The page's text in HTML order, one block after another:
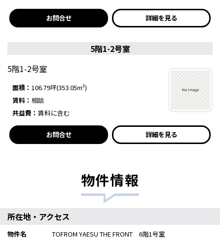
お問合せ 詳細を見る
5階1-2号室
5階1-2号室
面積： 106.79坪(353.05m²)
賃料： 相談
共益費： 賃料に含む
お問合せ 詳細を見る
物件情報
所在地・アクセス
物件名
TOFROM YAESU THE FRONT 6階1号室